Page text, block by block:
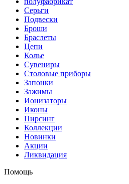
Серьги
Подвески
Броши
Браслеты
Цепи
Колье
Сувениры
Столовые приборы
Запонки
Зажимы
Ионизаторы
Иконы
Пирсинг
Коллекции
Новинки
Акции
Ликвидация
Помощь